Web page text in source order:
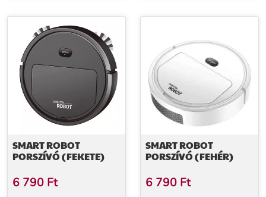
SMART ROBOT
PORSZÍVÓ (FEKETE)
6 790 Ft
SMART ROBOT
PORSZÍVÓ (FEHÉR)
6 790 Ft